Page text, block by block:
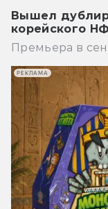
Вышел
корейского
Премьера в
РЕКЛАМА